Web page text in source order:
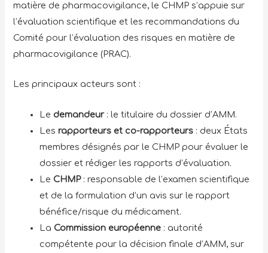
matière de pharmacovigilance, le CHMP s’appuie sur
l’évaluation scientifique et les recommandations du
Comité pour l’évaluation des risques en matière de
pharmacovigilance (PRAC).
Les principaux acteurs sont :
Le demandeur: le titulaire du dossier d’AMM.
Les rapporteurs et co-rapporteurs : deux États
membres désignés par le CHMP pour évaluer le
dossier et rédiger les rapports d’évaluation.
Le CHMP: responsable de l’examen scientifique
et de la formulation d’un avis sur le rapport
bénéfice/risque du médicament.
La Commission européenne : autorité
compétente pour la décision finale d’AMM, sur